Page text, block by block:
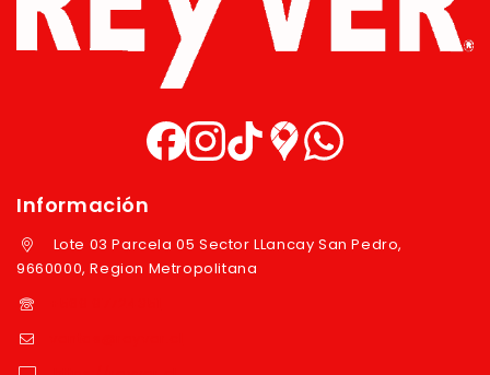
Información
Lote 03 Parcela 05 Sector LLancay San Pedro,
9660000, Region Metropolitana